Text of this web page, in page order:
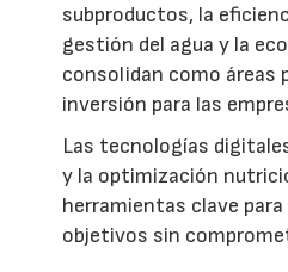
subproductos, la
gestión del agua y la
consolidan como áreas
inversión para las
Las tecnologías
y la optimización
herramientas clave
objetivos sin